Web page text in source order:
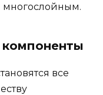
многослойным.
компоненты
все